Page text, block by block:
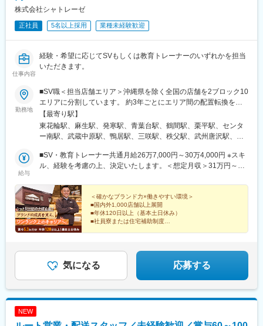
株式会社シャトレーゼ
正社員 5名以上採用 業種未経験歓迎
仕事内容
経験・希望に応じてSVもしくは教育トレーナーのいずれかを担当
いただきます。
勤務地
■SV職＜担当店舗エリア＞沖縄県を除く全国の店舗を2ブロック10
エリアに分割しています。 約3年ごとにエリア間の配置転換を行
い、多様な経験を積みながらキャリア形成いただきます。・北海
道・東北 ・北関東 ・埼玉千葉 ・東京神奈川 ・北陸甲信越 ・東海
・近畿 ・兵庫中四国 ・九州※全国転勤が発生するポジションです※
店舗がないエリアの研修は近隣エリア店舗で実施頂きます※車での
移動がメインとなります（運転免許／経験必須）■教育トレーナー
（月4～5回）受動喫煙対策：分煙
【最寄り駅】
東花輪駅、麻生駅、発寒駅、青葉台駅、鶴間駅、栗平駅、センタ
ー南駅、武蔵中原駅、鴨居駅、三咲駅、秩父駅、武州唐沢駅、和
駅、恵比寿駅、代々木公園駅、新宿御苑前駅、阿佐ケ谷駅、京成
曳舟駅、築地市場駅、永田町駅、池袋駅、白金台駅、乃木坂駅、
山駅(福岡県)、赤間駅、小淵沢駅、竜王駅、石和温泉駅、甲府駅、
国母駅、酒折駅、波高島駅、新琴似駅、センター北駅、二和向台
駅、毛呂駅、西高島平駅、代官山駅、代々木八幡駅、四谷三丁目
駅、新宿三丁目駅、南阿佐ケ谷駅、曳舟駅、東銀座駅、赤坂見附
駅、東池袋駅、白金高輪駅、九品仏駅、高島平駅、千駄ケ谷駅、
給与
■SV・教育トレーナー共通月給26万7,000円～30万4,000円 ※スキ
ル、経験を考慮の上、決定いたします。＜想定月収＞31万円～44
＜確かなブランド力×働きやすい環境＞
■国内外1,000店舗以上展開
■年休120日以上（基本土日休み）
■社員寮または住宅補助制度
経営視点やマネジメント力を磨きながら、長くキャリア
を築いていける環境です。
気になる 応募する
NEW